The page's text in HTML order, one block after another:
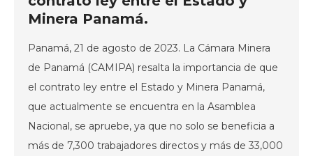
Minera Panamá.
Panamá, 21 de agosto de 2023. La Cámara Minera
de Panamá (CAMIPA) resalta la importancia de que
el contrato ley entre el Estado y Minera Panamá,
que actualmente se encuentra en la Asamblea
Nacional, se apruebe, ya que no solo se beneficia a
más de 7,300 trabajadores directos y más de 33,000